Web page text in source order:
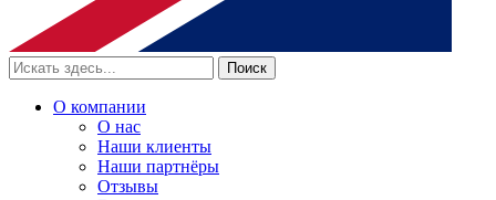
Поиск
О компании
О нас
Наши клиенты
Наши партнёры
Отзывы